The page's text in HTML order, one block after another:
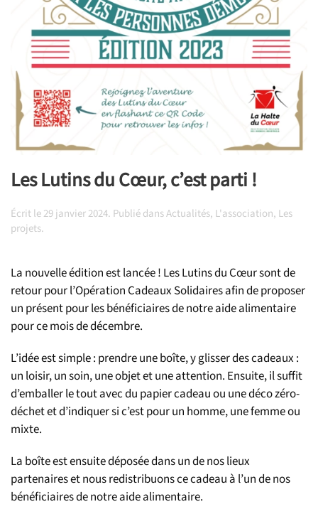
Les Lutins du Cœur, c’est parti !
Écrit le29 janvier 2024. Publié dansActualités, L'association, Les
projets.
La nouvelle édition est lancée ! Les Lutins du Cœur sont de
retour pour l’Opération Cadeaux Solidaires afin de proposer
un présent pour les bénéficiaires de notre aide alimentaire
pour ce mois de décembre.
L’idée est simple : prendre une boîte, y glisser des cadeaux :
un loisir, un soin, une objet et une attention. Ensuite, il suffit
d’emballer le tout avec du papier cadeau ou une déco zéro-
déchet et d’indiquer si c’est pour un homme, une femme ou
mixte.
La boîte est ensuite déposée dans un de nos lieux
partenaires et nous redistribuons ce cadeau à l’un de nos
bénéficiaires de notre aide alimentaire.